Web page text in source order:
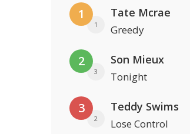
1
1
Tate Mcrae
Greedy
2
3
Son Mieux
Tonight
3
2
Teddy Swims
Lose Control